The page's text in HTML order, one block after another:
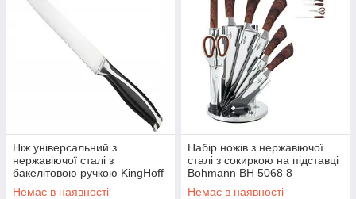
Ніж універсальний з
нержавіючої сталі з
бакелітовою ручкою KingHoff
KH-3429 19 см
Немає в наявності
Набір ножів з нержавіючої
сталі з сокиркою на підставці
Bohmann BH 5068 8
предметів
Немає в наявності